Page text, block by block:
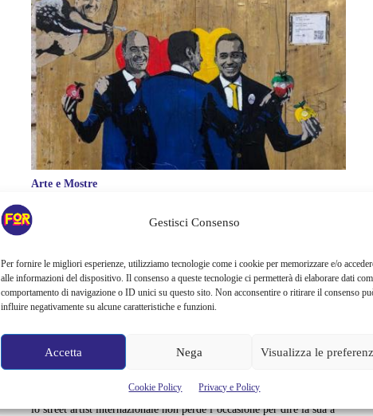
Gestisci Consenso
Per fornire le migliori esperienze, utilizziamo tecnologie come i cookie per memorizzare e/o
alle informazioni del dispositivo. Il consenso a queste tecnologie ci permetterà di elaborare dati
comportamento di navigazione o ID unici su questo sito. Non acconsentire o ritirare il consenso
influire negativamente su alcune caratteristiche e funzioni.
Accetta Nega Visualizza le
Cookie Policy Privacy e Policy
Arte e Mostre
TVBOY E IL NUOVO
POTENTE MURALES A
POCHE ORE DALLA
GOVERNO
TvBoy colpisce ancora: a poche ore dalla nascita del nuovo governo
lo street artist internazionale non perde l’occasione per dire la sua a